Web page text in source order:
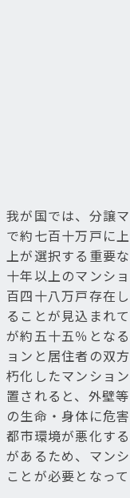
我が国では、分譲
で約七百十万戸に
上が選択する重要
十年以上のマンシ
百四十八万戸存在
ることが見込まれ
が約五十五％とな
ョンと居住者の双
朽化したマンショ
置されると、外壁
の生命・身体に危
都市環境が悪化す
があるため、マン
ことが必要となって